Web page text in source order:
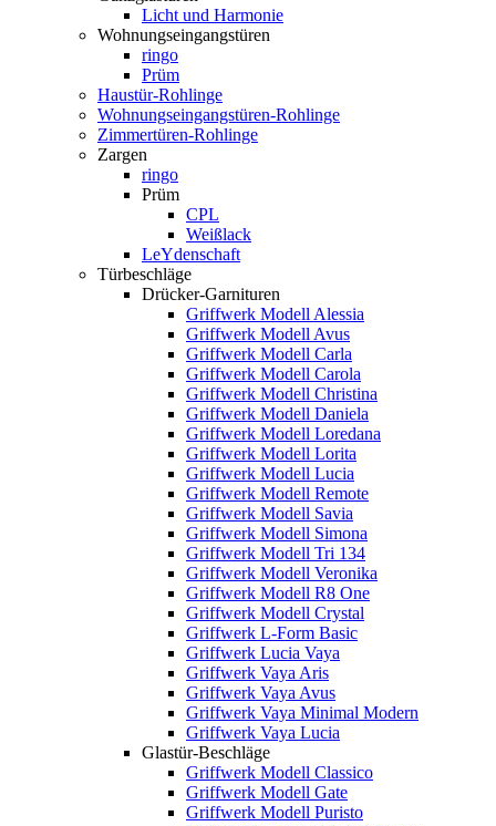
Licht und Harmonie
Wohnungseingangstüren
ringo
Prüm
Haustür-Rohlinge
Wohnungseingangstüren-Rohlinge
Zimmertüren-Rohlinge
Zargen
ringo
Prüm
CPL
Weißlack
LeYdenschaft
Türbeschläge
Drücker-Garnituren
Griffwerk Modell Alessia
Griffwerk Modell Avus
Griffwerk Modell Carla
Griffwerk Modell Carola
Griffwerk Modell Christina
Griffwerk Modell Daniela
Griffwerk Modell Loredana
Griffwerk Modell Lorita
Griffwerk Modell Lucia
Griffwerk Modell Remote
Griffwerk Modell Savia
Griffwerk Modell Simona
Griffwerk Modell Tri 134
Griffwerk Modell Veronika
Griffwerk Modell R8 One
Griffwerk Modell Crystal
Griffwerk L-Form Basic
Griffwerk Lucia Vaya
Griffwerk Vaya Aris
Griffwerk Vaya Avus
Griffwerk Vaya Minimal Modern
Griffwerk Vaya Lucia
Glastür-Beschläge
Griffwerk Modell Classico
Griffwerk Modell Gate
Griffwerk Modell Puristo